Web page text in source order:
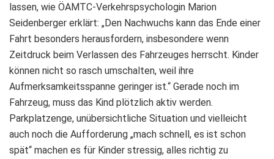
lassen, wie ÖAMTC-Verkehrspsychologin Marion
Seidenberger erklärt: „Den Nachwuchs kann das Ende einer
Fahrt besonders herausfordern, insbesondere wenn
Zeitdruck beim Verlassen des Fahrzeuges herrscht. Kinder
können nicht so rasch umschalten, weil ihre
Aufmerksamkeitsspanne geringer ist.“ Gerade noch im
Fahrzeug, muss das Kind plötzlich aktiv werden.
Parkplatzenge, unübersichtliche Situation und vielleicht
auch noch die Aufforderung „mach schnell, es ist schon
spät“ machen es für Kinder stressig, alles richtig zu